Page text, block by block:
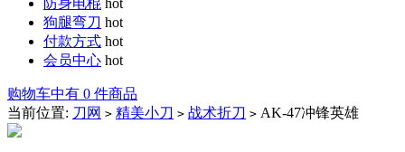
防身电棍 hot
狗腿弯刀 hot
付款方式 hot
会员中心 hot
购物车中有 0 件商品
当前位置: 刀网 > 精美小刀 > 战术折刀 > AK-47冲锋英雄